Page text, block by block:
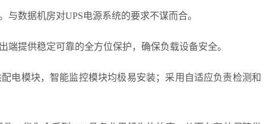
数据机房对UPS电源系统的要求不谋而合。
提供稳定可靠的全方位保护，确保负载设备安全。
模块，智能监控模块均极易安装；采用自适应负责检测和